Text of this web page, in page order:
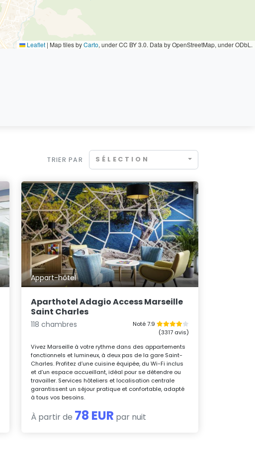
Leaflet | Map tiles byCarto, under CC BY 3.0. Data by OpenStreetMap, under ODbL.
TRIER PAR SÉLECTION
Appart-hôtel
Aparthotel Adagio Access Marseille
Saint Charles
118 chambres
Noté 7.9
(3317 avis)
Vivez Marseille à votre rythme dans des appartements
fonctionnels et lumineux, à deux pas de la gare Saint-
Charles. Profitez d’une cuisine équipée, du Wi-Fi inclus
et d’un espace accueillant, idéal pour se détendre ou
travailler. Services hôteliers et localisation centrale
garantissent un séjour pratique et confortable, adapté
à tous vos besoins.
À partir de 78 EUR par nuit